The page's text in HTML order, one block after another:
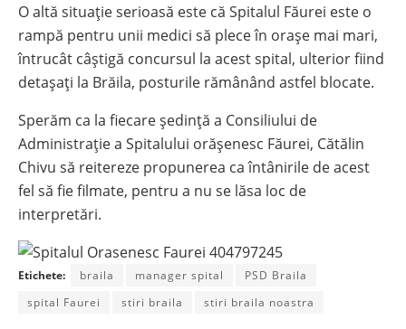
O altă situație serioasă este că Spitalul Făurei este o
rampă pentru unii medici să plece în orașe mai mari,
întrucât câștigă concursul la acest spital, ulterior fiind
detașați la Brăila, posturile rămânând astfel blocate.
Sperăm ca la fiecare ședință a Consiliului de
Administrație a Spitalului orășenesc Făurei, Cătălin
Chivu să reitereze propunerea ca întânirile de acest
fel să fie filmate, pentru a nu se lăsa loc de
interpretări.
Etichete: braila manager spital
PSD Braila
spital Faurei
stiri braila stiri braila noastra